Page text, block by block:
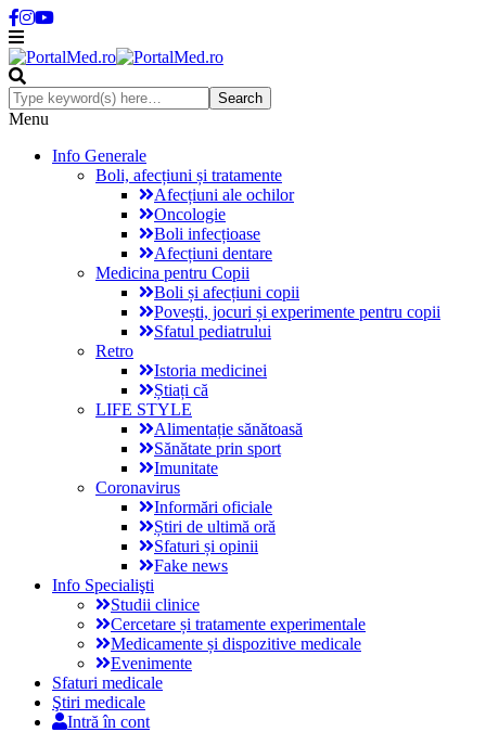
Menu
Info Generale
Boli, afecțiuni și tratamente
Afecțiuni ale ochilor
Oncologie
Boli infecțioase
Afecțiuni dentare
Medicina pentru Copii
Boli și afecțiuni copii
Povești, jocuri și experimente pentru copii
Sfatul pediatrului
Retro
Istoria medicinei
Știați că
LIFE STYLE
Alimentație sănătoasă
Sănătate prin sport
Imunitate
Coronavirus
Informări oficiale
Știri de ultimă oră
Sfaturi și opinii
Fake news
Info Specialişti
Studii clinice
Cercetare și tratamente experimentale
Medicamente și dispozitive medicale
Evenimente
Sfaturi medicale
Ştiri medicale
Intră în cont